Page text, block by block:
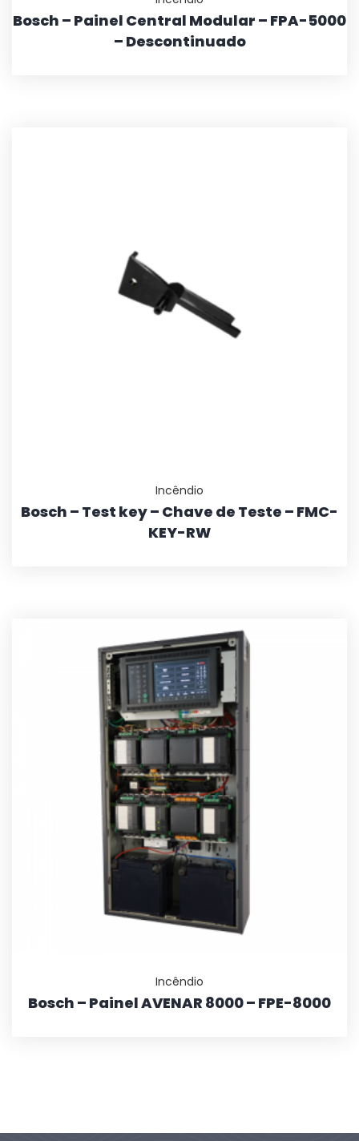
Bosch – Painel Central Modular – FPA-5000
– Descontinuado
Incêndio
Bosch – Test key – Chave de Teste – FMC-
KEY-RW
Incêndio
Bosch – Painel AVENAR 8000 – FPE-8000